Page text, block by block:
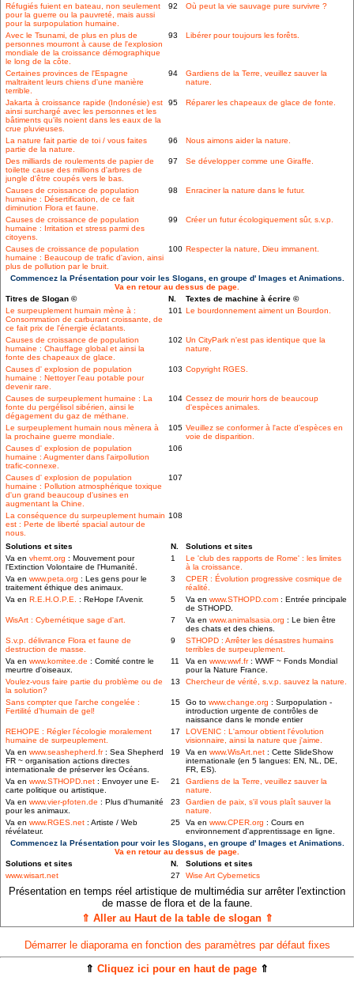
Réfugiés fuient en bateau, non seulement
pour la guerre ou la pauvreté, mais aussi
pour la surpopulation humaine.
92 Où peut la vie sauvage pure survivre ?
Avec le Tsunami, de plus en plus de
personnes mourront à cause de l'explosion
mondiale de la croissance démographique
le long de la côte.
93 Libérer pour toujours les forêts.
Certaines provinces de l'Espagne
maltraitent leurs chiens d'une manière
terrible.
94
Gardiens de la Terre, veuillez sauver la
nature.
Jakarta à croissance rapide (Indonésie) est
ainsi surchargé avec les personnes et les
bâtiments qu'ils noient dans les eaux de la
crue pluvieuses.
95 Réparer les chapeaux de glace de fonte.
La nature fait partie de toi / vous faites
partie de la nature.
96 Nous aimons aider la nature.
Des milliards de roulements de papier de
toilette cause des millions d'arbres de
jungle d'être coupés vers le bas.
97 Se développer comme une Giraffe.
Causes de croissance de population
humaine : Désertification, de ce fait
diminution Flora et faune.
98 Enraciner la nature dans le futur.
Causes de croissance de population
humaine : Irritation et stress parmi des
citoyens.
99 Créer un futur écologiquement sûr, s.v.p.
Causes de croissance de population
humaine : Beaucoup de trafic d'avion, ainsi
plus de pollution par le bruit.
100 Respecter la nature, Dieu immanent.
Commencez la Présentation pour voir les Slogans, en groupe d' Images et Animations.
Va en retour au dessus de page.
Titres de Slogan ©
N.
Textes de machine à écrire ©
Le surpeuplement humain mène à :
Consommation de carburant croissante, de
ce fait prix de l'énergie éclatants.
101 Le bourdonnement aiment un Bourdon.
Causes de croissance de population
humaine : Chauffage global et ainsi la
fonte des chapeaux de glace.
102 Un CityPark n'est pas identique que la
nature.
Causes d' explosion de population
humaine : Nettoyer l'eau potable pour
devenir rare.
103 Copyright RGES.
Causes de surpeuplement humaine : La
fonte du pergélisol sibérien, ainsi le
dégagement du gaz de méthane.
104 Cessez de mourir hors de beaucoup
d'espèces animales.
Le surpeuplement humain nous mènera à
la prochaine guerre mondiale.
105 Veuillez se conformer à l'acte d'espèces en
voie de disparition.
Causes d' explosion de population
humaine : Augmenter dans l'airpollution
trafic-connexe.
106
Causes d' explosion de population
humaine : Pollution atmosphérique toxique
d'un grand beaucoup d'usines en
augmentant la Chine.
107
La conséquence du surpeuplement humain
est : Perte de liberté spacial autour de
nous.
108
Solutions et sites N.
Solutions et sites
Va en vhemt.org : Mouvement pour
l'Extinction Volontaire de l'Humanité.
1
Le 'club des rapports de Rome' : les limites
à la croissance.
Va en www.peta.org : Les gens pour le
traitement éthique des animaux.
3
CPER : Évolution progressive cosmique de
réalité.
Va en R.E.H.O.P.E. : ReHope l'Avenir. 5 Va en www.STHOPD.com : Entrée principale
de STHOPD.
WisArt : Cybernétique sage d'art.
7 Va en www.animalsasia.org : Le bien être
des chats et des chiens.
S.v.p. délivrance Flora et faune de
destruction de masse.
9
STHOPD : Arrêter les désastres humains
terribles de surpeuplement.
Va en www.komitee.de : Comité contre le
meurtre d'oiseaux.
11 Va en www.wwf.fr: WWF ~ Fonds Mondial
pour la Nature France.
Voulez-vous faire partie du problème ou de
la solution?
13 Chercheur de vérité, s.v.p. sauvez la nature.
Sans compter que l'arche congelée :
Fertilité d'humain de gel!
15 Go to www.change.org : Surpopulation -
introduction urgente de contrôles de
naissance dans le monde entier
REHOPE : Régler l'écologie moralement
humaine de surpeuplement.
17
LOVENIC : L'amour obtient l'évolution
visionnaire, ainsi la nature que j'aime.
Va en www.seashepherd.fr: Sea Shepherd
FR ~ organisation actions directes
internationale de préserver les Océans.
19 Va en www.WisArt.net : Cette SlideShow
internationale (en 5 langues: EN, NL, DE,
FR, ES).
Va en www.STHOPD.net : Envoyer une E-
carte politique ou artistique.
21
Gardiens de la Terre, veuillez sauver la
nature.
Va en www.vier-pfoten.de : Plus d'humanité
pour les animaux.
23
Gardien de paix, s'il vous plaît sauver la
nature.
Va en www.RGES.net : Artiste / Web
révélateur.
25 Va en www.CPER.org : Cours en
environnement d'apprentissage en ligne.
Commencez la Présentation pour voir les Slogans, en groupe d' Images et Animations.
Va en retour au dessus de page.
Solutions et sites
N.
Solutions et sites
www.wisart.net
27 Wise Art Cybernetics
Présentation en temps réel artistique de multimédia sur arrêter l'extinction
de masse de flora et de la faune.
⇑ Aller au Haut de la table de slogan ⇑
Démarrer le diaporama en fonction des paramètres par défaut fixes
⇑ Cliquez ici pour en haut de page ⇑